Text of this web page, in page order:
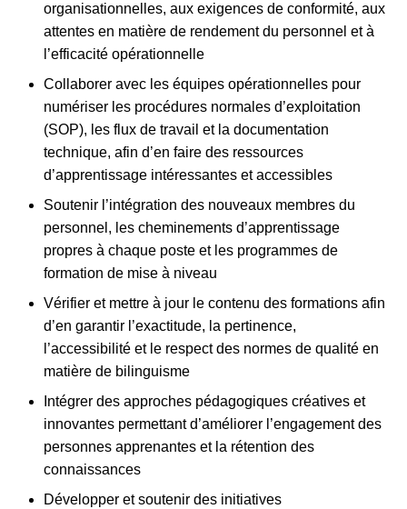
organisationnelles, aux exigences de conformité, aux
attentes en matière de rendement du personnel et à
l’efficacité opérationnelle
Collaborer avec les équipes opérationnelles pour
numériser les procédures normales d’exploitation
(SOP), les flux de travail et la documentation
technique, afin d’en faire des ressources
d’apprentissage intéressantes et accessibles
Soutenir l’intégration des nouveaux membres du
personnel, les cheminements d’apprentissage
propres à chaque poste et les programmes de
formation de mise à niveau
Vérifier et mettre à jour le contenu des formations afin
d’en garantir l’exactitude, la pertinence,
l’accessibilité et le respect des normes de qualité en
matière de bilinguisme
Intégrer des approches pédagogiques créatives et
innovantes permettant d’améliorer l’engagement des
personnes apprenantes et la rétention des
connaissances
Développer et soutenir des initiatives